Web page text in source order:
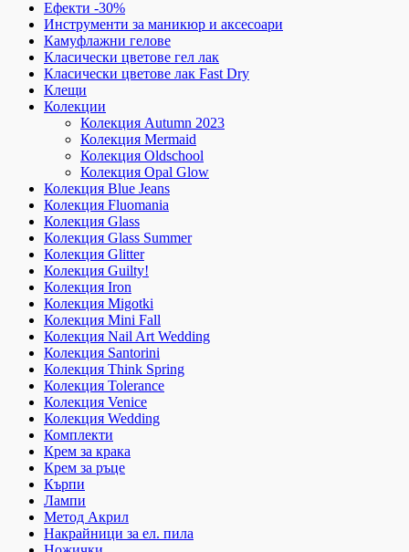
Ефекти -30%
Инструменти за маникюр и аксесоари
Камуфлажни гелове
Класически цветове гел лак
Класически цветове лак Fast Dry
Клещи
Колекции
Колекция Autumn 2023
Колекция Mermaid
Колекция Oldschool
Колекция Opal Glow
Колекция Blue Jeans
Колекция Fluomania
Колекция Glass
Колекция Glass Summer
Колекция Glitter
Колекция Guilty!
Колекция Iron
Колекция Migotki
Колекция Mini Fall
Колекция Nail Art Wedding
Колекция Santorini
Колекция Think Spring
Колекция Tolerance
Колекция Venice
Колекция Wedding
Комплекти
Крем за крака
Крем за ръце
Кърпи
Лампи
Метод Акрил
Накрайници за ел. пила